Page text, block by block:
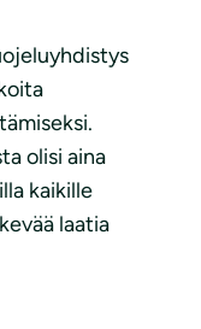
olisi aina
kaikille
laatia